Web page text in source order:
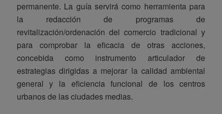
permanente. La guía servirá como herramienta para
la redacción de programas de
revitalización/ordenación del comercio tradicional y
para comprobar la eficacia de otras acciones,
concebida como instrumento articulador de
estrategias dirigidas a mejorar la calidad ambiental
general y la eficiencia funcional de los centros
urbanos de las ciudades medias.